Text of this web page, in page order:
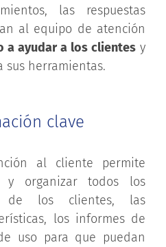
las respuestas
al equipo de atención
a ayudar a los clientes y
sus herramientas.
clave
al cliente permite
y organizar todos los
de los clientes, las
los informes de
uso para que puedan